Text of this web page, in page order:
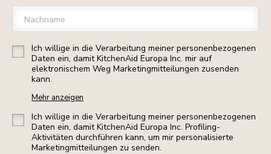
Nachname
Ich willige in die Verarbeitung meiner personenbezogenen
Daten ein, damit KitchenAid Europa Inc. mir auf
elektronischem Weg Marketingmitteilungen zusenden
kann.
Mehr anzeigen
Ich willige in die Verarbeitung meiner personenbezogenen
Daten ein, damit KitchenAid Europa Inc. Profiling-
Aktivitäten durchführen kann, um mir personalisierte
Marketingmitteilungen zu senden.